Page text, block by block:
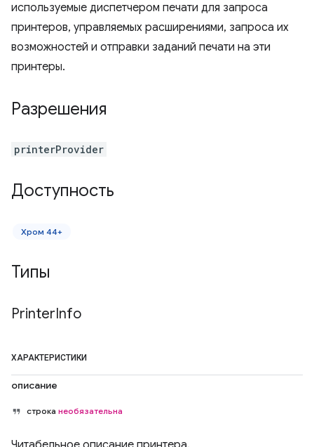
используемые диспетчером печати для запроса
принтеров, управляемых расширениями, запроса их
возможностей и отправки заданий печати на эти
принтеры.
Разрешения
printerProvider
Доступность
Хром 44+
Типы
PrinterInfo
ХАРАКТЕРИСТИКИ
описание
строка необязательна